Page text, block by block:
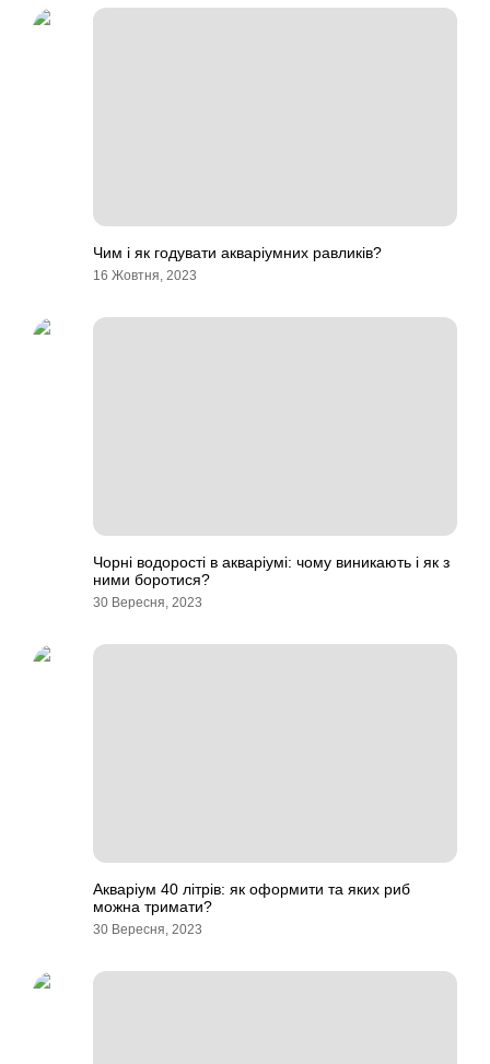
Чим і як годувати акваріумних равликів?
16 Жовтня, 2023
Чорні водорості в акваріумі: чому виникають і як з
ними боротися?
30 Вересня, 2023
Акваріум 40 літрів: як оформити та яких риб
можна тримати?
30 Вересня, 2023